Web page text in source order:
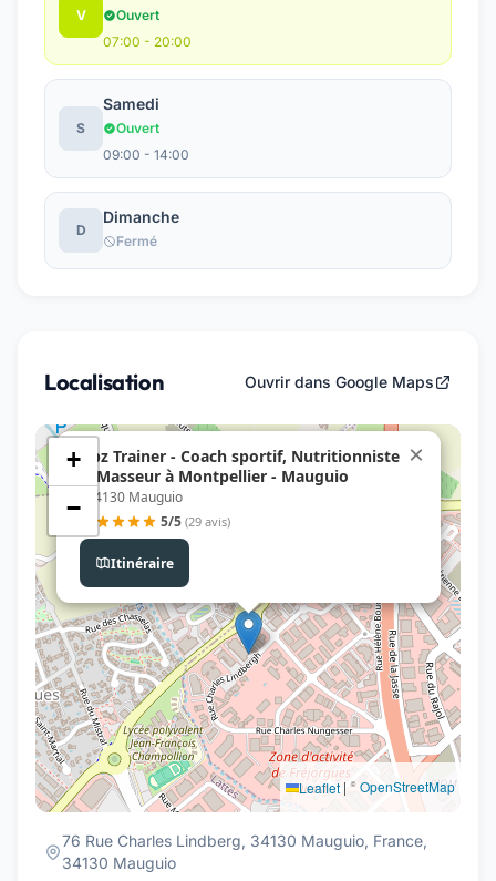
V
Ouvert
07:00 - 20:00
S
Samedi
Ouvert
09:00 - 14:00
D
Dimanche
Fermé
Localisation Ouvrir dans Google Maps
Abz Trainer - Coach sportif, Nutritionniste
& Masseur à Montpellier - Mauguio
, 34130 Mauguio
5/5 (29 avis)
Itinéraire
×
+
−
Leaflet | © OpenStreetMap
76 Rue Charles Lindberg, 34130 Mauguio, France,
34130 Mauguio